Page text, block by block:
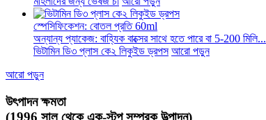
স্পেসিফিকেশন: বোতল প্রতি 60ml
অন্যান্য প্যাকেজ: বাহ্যিক বাক্সের সাথে হতে পারে বা 5-200 মিলি...
ভিটামিন ডি৩ প্লাস কে২ লিকুইড ড্রপস আরো পড়ুন
আরো পড়ুন
উৎপাদন ক্ষমতা
(1996 সাল থেকে এক-স্টপ সম্পূরক উত্পাদন)